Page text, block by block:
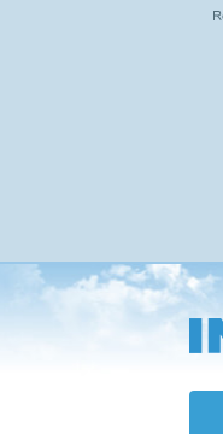
Přejít
na
hlavní
obsah